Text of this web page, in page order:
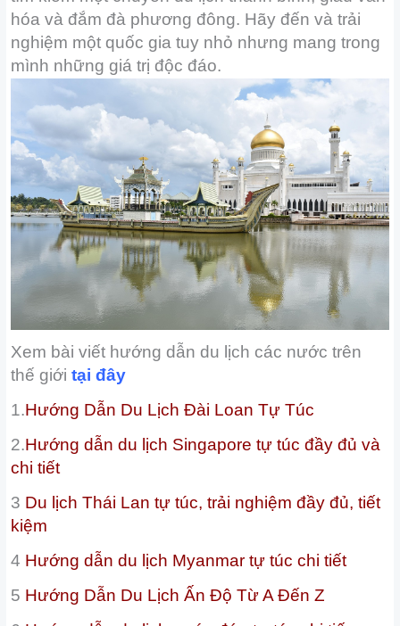
hóa và đắm đà phương đông. Hãy đến và trải
nghiệm một quốc gia tuy nhỏ nhưng mang trong
mình những giá trị độc đáo.
Xem bài viết hướng dẫn du lịch các nước trên
thế giớitại đây
1.Hướng Dẫn Du Lịch Đài Loan Tự Túc
2.Hướng dẫn du lịch Singapore tự túc đầy đủ và
chi tiết
3 Du lịch Thái Lan tự túc, trải nghiệm đầy đủ, tiết
kiệm
4 Hướng dẫn du lịch Myanmar tự túc chi tiết
5 Hướng Dẫn Du Lịch Ấn Độ Từ A Đến Z